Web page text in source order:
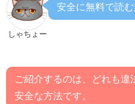
しゃちょー
安全に無料で読
ご紹介するのは、どれも違
安全な方法です。